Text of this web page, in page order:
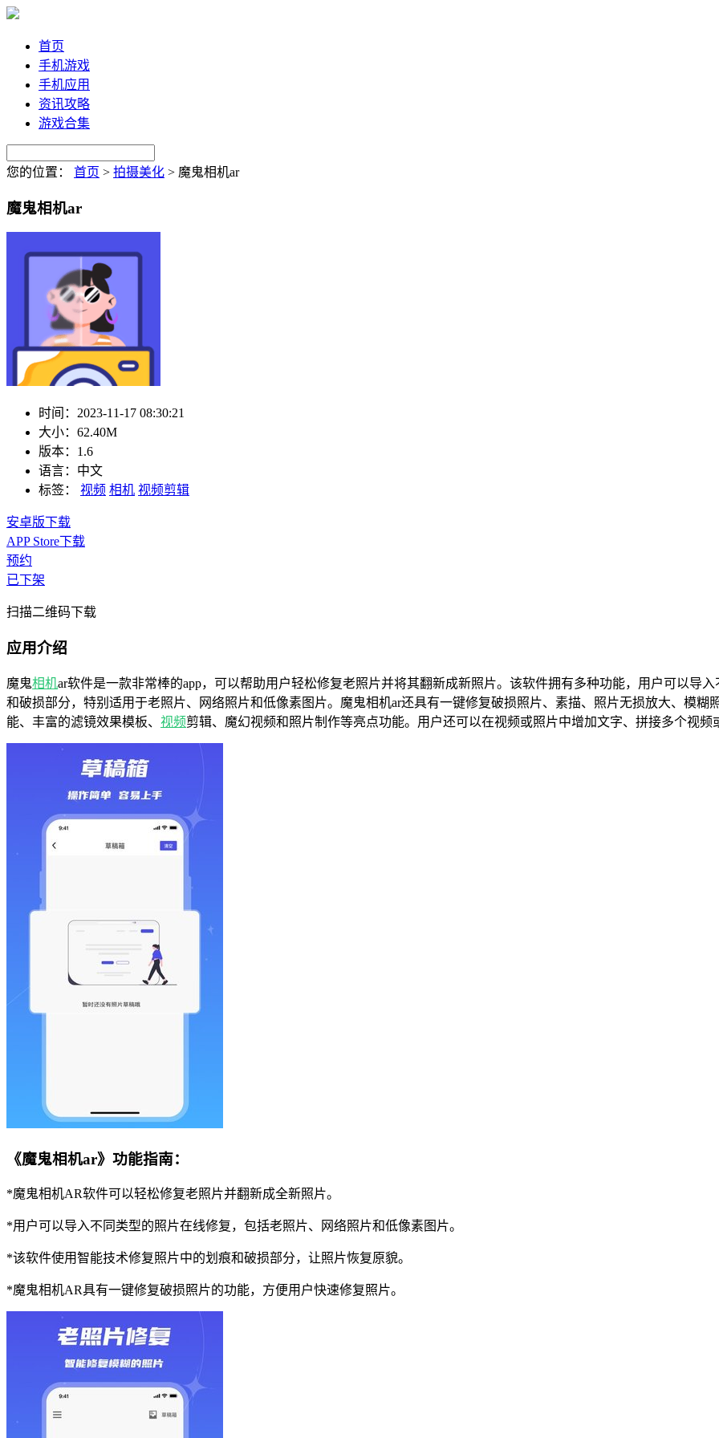
首页
手机游戏
手机应用
资讯攻略
游戏合集
您的位置： 首页 > 拍摄美化 > 魔鬼相机ar
魔鬼相机ar
时间： 2023-11-17 08:30:21
大小： 62.40M
版本： 1.6
语言： 中文
标签：
视频 相机 视频剪辑
安卓版下载
APP Store下载
预约
已下架
扫描二维码下载
应用介绍
魔鬼相机ar软件是一款非常棒的app，可以帮助用户轻松修复老照片并将其翻新成新照片。该软件拥有多种功能，用户可以导
和破损部分，特别适用于老照片、网络照片和低像素图片。魔鬼相机ar还具有一键修复破损照片、素描、照片无损放大、模
能、丰富的滤镜效果模板、 视频剪辑、魔幻视频和照片制作等亮点功能。用户还可以在视频或照片中增加文字、拼接多个视频
《魔鬼相机ar》功能指南：
*魔鬼相机AR软件可以轻松修复老照片并翻新成全新照片。
*用户可以导入不同类型的照片在线修复，包括老照片、网络照片和低像素图片。
*该软件使用智能技术修复照片中的划痕和破损部分，让照片恢复原貌。
*魔鬼相机AR具有一键修复破损照片的功能，方便用户快速修复照片。